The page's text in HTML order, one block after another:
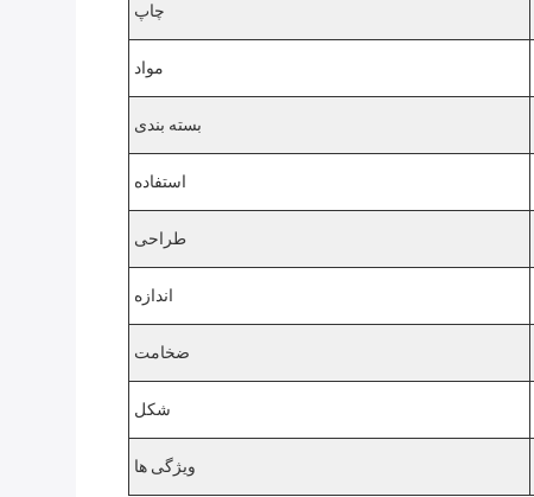
چاپ
مواد
بسته بندی
استفاده
طراحی
اندازه
ضخامت
شکل
ویژگی ها